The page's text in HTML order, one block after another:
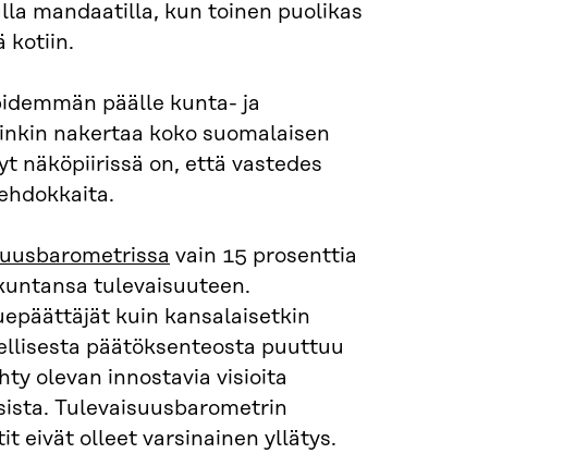
mandaatilla, kun toinen puolikas
kotiin.
päälle kunta- ja
nakertaa koko suomalaisen
näköpiirissä on, että vastedes
vain 15 prosenttia
tulevaisuuteen.
kuin kansalaisetkin
päätöksenteosta puuttuu
olevan innostavia visioita
Tulevaisuusbarometrin
eivät olleet varsinainen yllätys.